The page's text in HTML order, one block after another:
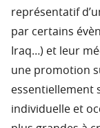
représentatif
par certains
Iraq…) et leur
une promotion
essentiellement
individuelle et